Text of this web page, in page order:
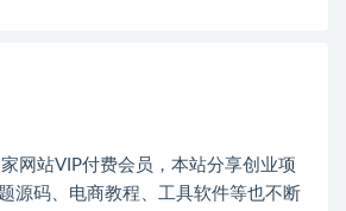
网站VIP付费会员，本站分享创业项
源码、电商教程、工具软件等也不断